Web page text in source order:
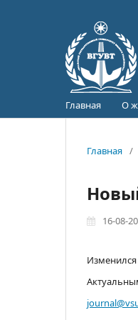
Главная О
Главная /
16-08-